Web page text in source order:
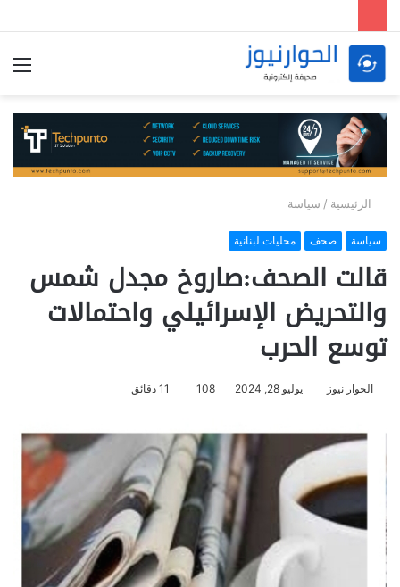
الرئيسية / سياسة
سياسة صحف محليات لبنانية
قالت الصحف:صاروخ مجدل شمس
والتحريض الإسرائيلي واحتمالات
توسع الحرب
الحوار نيوز يوليو 28, 2024 108